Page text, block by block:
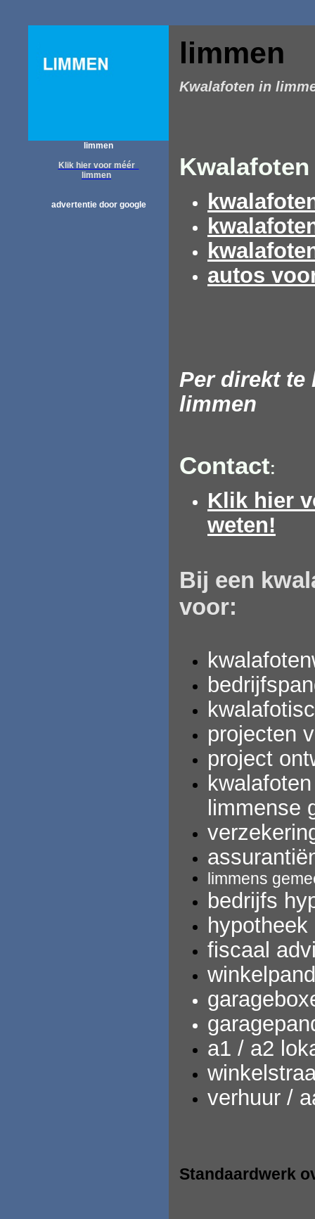
limmen
Klik hier voor méér
limmen
advertentie door google
limmen
Kwalafoten in
autos
Per direkt te
limmen
Contact:
Klik hier
weten!
Bij een
voor:
projecten
project
limmense
limmens
bedrijfs
fiscaal
a1 / a2
verhuur /
Standaardwerk